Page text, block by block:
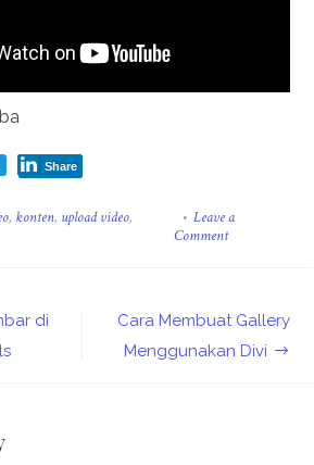
Share
, konten, upload video,
Leave a
Commenton
ke
YouTube
di
Cara Membuat Gallery
Menggunakan Divi